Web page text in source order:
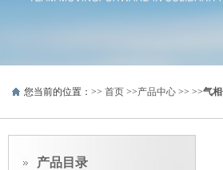
您当前的位置：>> 首页 >>产品中心 >> >>气
产品目录